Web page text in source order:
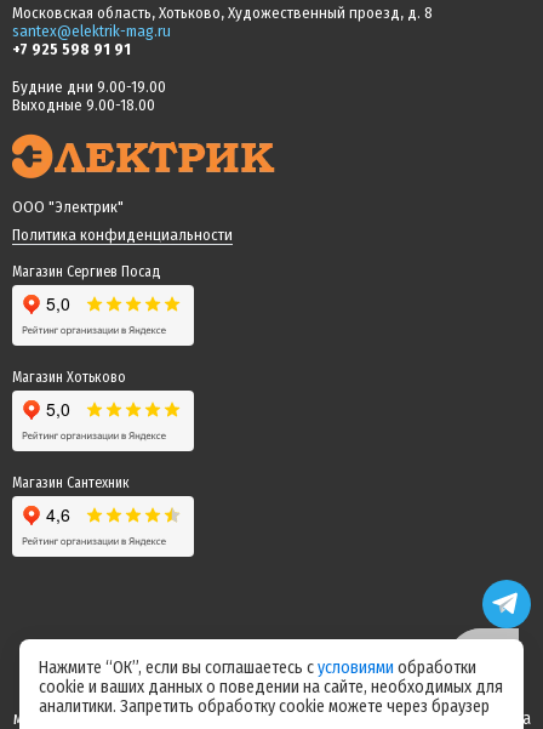
Московская область, Хотьково, Художественный проезд, д. 8
santex@elektrik-mag.ru
+7 925 598 91 91
Будние дни 9.00-19.00
Выходные 9.00-18.00
ООО "Электрик"
Политика конфиденциальности
Магазин Сергиев Посад
Магазин Хотьково
Магазин Сантехник
Цены на сайте не являются офертой! Актуальные цены уточняйте у
менеджера после оформления заказа! Спасибо за понимание! Команда
Нажмите “ОК”, если вы соглашаетесь сусловиями обработки
cookie и ваших данных о поведении на сайте, необходимых для
аналитики. Запретить обработку cookie можете через браузер